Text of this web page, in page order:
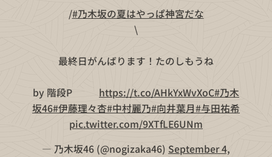
/#乃木坂の夏はやっぱ神宮だな
\
最終日がんばります！たのしもうね
by 階段P 💛💚 https://t.co/AHkYxWvXoC#乃木
坂46#伊藤理々杏#中村麗乃#向井葉月#与田祐希
pic.twitter.com/9XTfLE6UNm
— 乃木坂46 (@nogizaka46) September 4,